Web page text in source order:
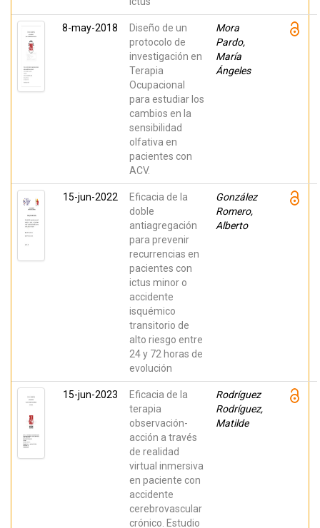
8-may-2018
Diseño de un
protocolo de
investigación en
Terapia
Ocupacional
para estudiar los
cambios en la
sensibilidad
olfativa en
pacientes con
ACV.
Mora
Pardo,
María
Ángeles
15-jun-2022
Eficacia de la
doble
antiagregación
para prevenir
recurrencias en
pacientes con
ictus minor o
accidente
isquémico
transitorio de
alto riesgo entre
24 y 72 horas de
evolución
González
Romero,
Alberto
15-jun-2023
Eficacia de la
terapia
observación-
acción a través
de realidad
virtual inmersiva
en paciente con
accidente
cerebrovascular
crónico. Estudio
Rodríguez
Rodríguez,
Matilde